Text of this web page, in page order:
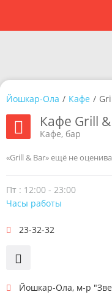
Йошкар-Ола / Кафе /
Кафе Grill
Кафе, бар
«Grill & Bar» ещё не
23-32-32
Йошкар-Ола, м-р
Пт : 12:00 - 23:00
Часы работы